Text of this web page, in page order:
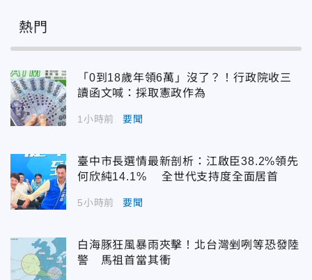
熱門
「0到18歲年領6萬」沒了？！行政院收三
讀函文喊：採取憲政作為
1小時前 要聞
臺中市長選情最新剖析：江啟臣38.2%領先
何欣純14.1% 全世代支持度全面居首
5小時前 要聞
白海豚狂風暴雨夾擊！北台灣剉咧等恐發陸
警 馬祖首當其衝